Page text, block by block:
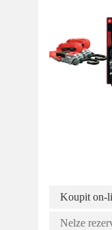
Koupit on-
Nelze